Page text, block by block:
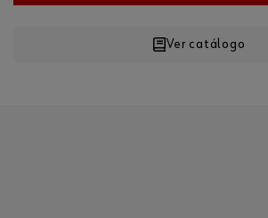
Ver catálogo